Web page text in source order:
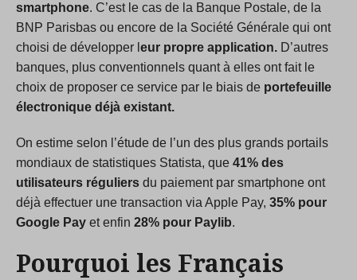
smartphone. C’est le cas de la Banque Postale, de la
BNP Parisbas ou encore de la Société Générale qui ont
choisi de développer l eur propre application. D’autres
banques, plus conventionnels quant à elles ont fait le
choix de proposer ce service par le biais de portefeuille
électronique déjà existant.
On estime selon l’étude de l’un des plus grands portails
mondiaux de statistiques Statista, que 41% des
utilisateurs réguliers du paiement par smartphone ont
déjà effectuer une transaction via Apple Pay, 35% pour
Google Pay et enfin 28% pour Paylib.
Pourquoi les Français